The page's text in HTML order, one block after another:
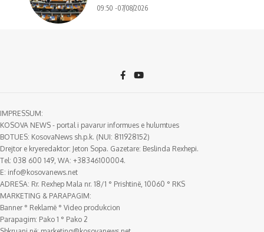
09:50 -07/08/2026
IMPRESSUM:
KOSOVA NEWS - portal i pavarur informues e hulumtues
BOTUES: KosovaNews sh.p.k. (NUI: 811928152)
Drejtor e kryeredaktor: Jeton Sopa. Gazetare: Beslinda Rexhepi.
Tel: 038 600 149, WA: +38346100004.
E: info@kosovanews.net
ADRESA: Rr. Rexhep Mala nr. 18/1 ° Prishtinë, 10060 ° RKS
MARKETING & PARAPAGIM:
Banner ° Reklamë ° Video produkcion
Parapagim: Pako 1 ° Pako 2